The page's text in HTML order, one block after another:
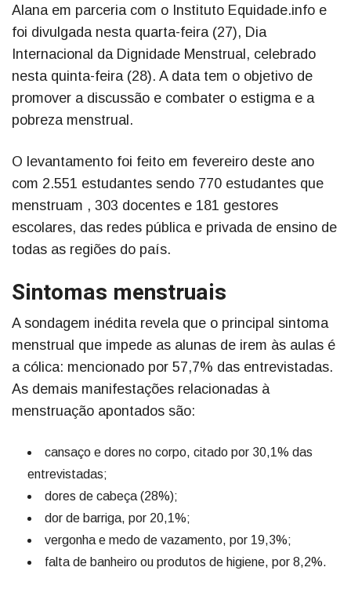
Alana em parceria com o Instituto Equidade.info e
foi divulgada nesta quarta-feira (27), Dia
Internacional da Dignidade Menstrual, celebrado
nesta quinta-feira (28). A data tem o objetivo de
promover a discussão e combater o estigma e a
pobreza menstrual.
O levantamento foi feito em fevereiro deste ano
com 2.551 estudantes sendo 770 estudantes que
menstruam , 303 docentes e 181 gestores
escolares, das redes pública e privada de ensino de
todas as regiões do país.
Sintomas menstruais
A sondagem inédita revela que o principal sintoma
menstrual que impede as alunas de irem às aulas é
a cólica: mencionado por 57,7% das entrevistadas.
As demais manifestações relacionadas à
menstruação apontados são:
cansaço e dores no corpo, citado por 30,1% das
entrevistadas;
dores de cabeça (28%);
dor de barriga, por 20,1%;
vergonha e medo de vazamento, por 19,3%;
falta de banheiro ou produtos de higiene, por 8,2%.